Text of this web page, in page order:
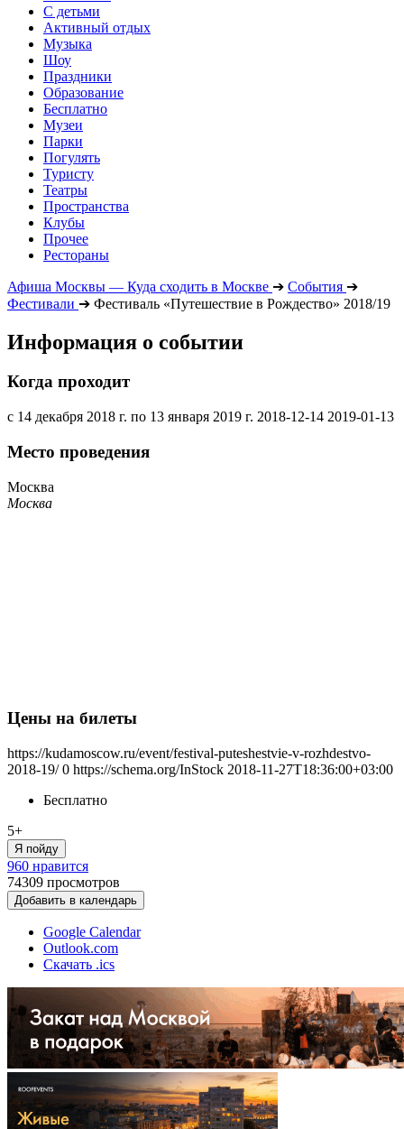
С детьми
Активный отдых
Музыка
Шоу
Праздники
Образование
Бесплатно
Музеи
Парки
Погулять
Туристу
Театры
Пространства
Клубы
Прочее
Рестораны
Афиша Москвы — Куда сходить в Москве ➔ События ➔
Фестивали ➔ Фестиваль «Путешествие в Рождество» 2018/19
Информация о событии
Когда проходит
с 14 декабря 2018 г. по 13 января 2019 г. 2018-12-14 2019-01-13
Место проведения
Москва
Москва
Цены на билеты
https://kudamoscow.ru/event/festival-puteshestvie-v-rozhdestvo-
2018-19/ 0 https://schema.org/InStock 2018-11-27T18:36:00+03:00
Бесплатно
5+
Я пойду
960 нравится
74309 просмотров
Добавить в календарь
Google Calendar
Outlook.com
Скачать .ics